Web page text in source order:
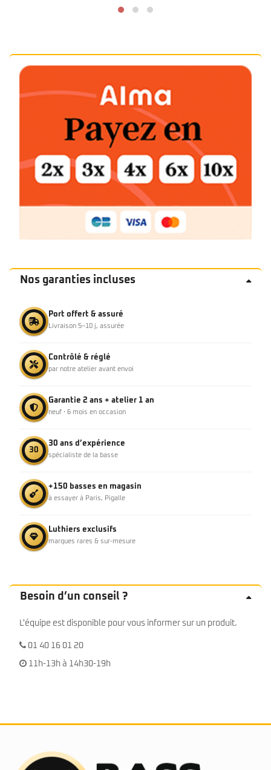
Nos garanties incluses
Port offert & assuré
Livraison 5–10 j, assurée
Contrôlé & réglé
par notre atelier avant envoi
Garantie 2 ans + atelier 1 an
neuf · 6 mois en occasion
30
30 ans d’expérience
spécialiste de la basse
+150 basses en magasin
à essayer à Paris, Pigalle
Luthiers exclusifs
marques rares & sur-mesure
Besoin d’un conseil ?
L'équipe est disponible pour vous informer sur un produit.
01 40 16 01 20
11h-13h à 14h30-19h